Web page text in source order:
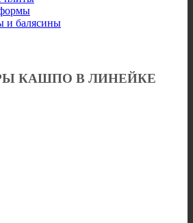
и балясины
КАШПО В ЛИНЕЙКЕ